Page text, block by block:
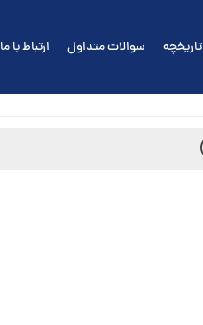
تاریخچه سوالات متداول ارتباط با ما